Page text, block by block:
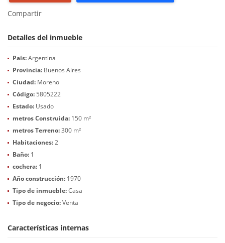
Compartir
Detalles del inmueble
País:Argentina
Provincia: Buenos Aires
Ciudad: Moreno
Código: 5805222
Estado: Usado
metros Construida: 150 m²
metros Terreno:300 m²
Habitaciones:2
Baño: 1
cochera: 1
Año construcción: 1970
Tipo de inmueble:Casa
Tipo de negocio:Venta
Características internas